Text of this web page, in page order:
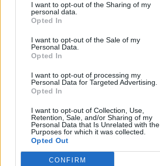
I want to opt-out of the Sharing of my
personal data.
Opted In
I want to opt-out of the Sale of my
Personal Data.
Opted In
I want to opt-out of processing my
Personal Data for Targeted Advertising.
Opted In
I want to opt-out of Collection, Use,
Retention, Sale, and/or Sharing of my
Personal Data that Is Unrelated with the
Purposes for which it was collected.
Opted Out
CONFIRM